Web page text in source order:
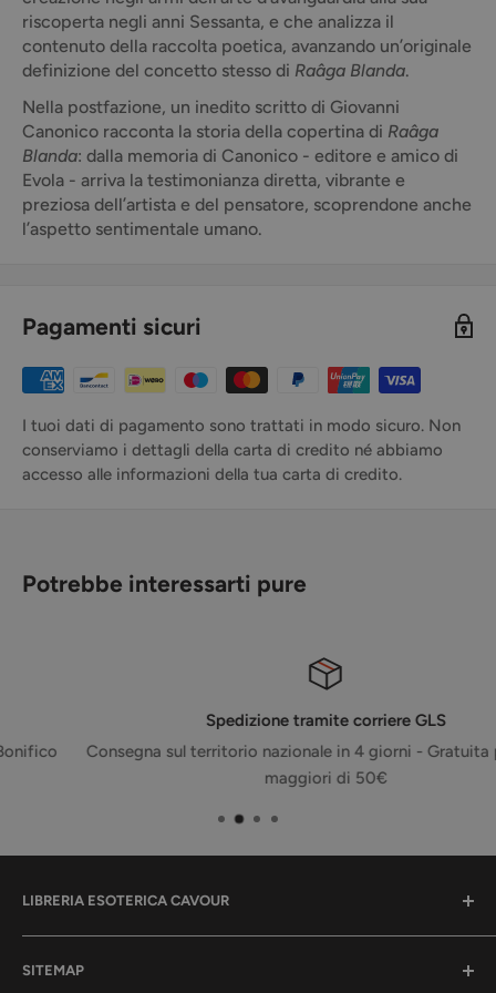
riscoperta negli anni Sessanta, e che analizza il
contenuto della raccolta poetica, avanzando un’originale
definizione del concetto stesso di Raâga Blanda.
Nella postfazione, un inedito scritto di Giovanni
Canonico racconta la storia della copertina di Raâga
Blanda: dalla memoria di Canonico - editore e amico di
Evola - arriva la testimonianza diretta, vibrante e
preziosa dell’artista e del pensatore, scoprendone anche
l’aspetto sentimentale umano.
Pagamenti sicuri
I tuoi dati di pagamento sono trattati in modo sicuro. Non
conserviamo i dettagli della carta di credito né abbiamo
accesso alle informazioni della tua carta di credito.
Potrebbe interessarti pure
Spedizione tramite corriere GLS
Consegna sul territorio nazionale in 4 giorni - Gratuita per
maggiori di 50€
LIBRERIA ESOTERICA CAVOUR
La tua libreria per l'anima.
Qui troverai tanti libri, oggetti, eventi e corsi per la tua
SITEMAP